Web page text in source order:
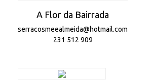
A Flor da Bairrada
serracosmeealmeida@hotmail.com
231 512 909